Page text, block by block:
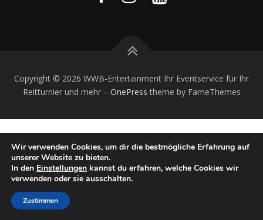
Copyright © 2026 WWB-Entertainment Ihr Eventservice für Ihr
Reitturnier und mehr– OnePress theme by FameThemes
Wir verwenden Cookies, um dir die bestmögliche Erfahrung auf
unserer Website zu bieten.
In den Einstellungen kannst du erfahren, welche Cookies wir
verwenden oder sie ausschalten.
Zustimmen